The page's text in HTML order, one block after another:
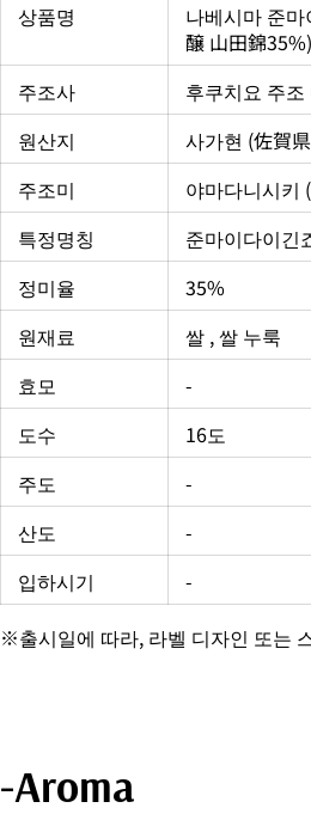
상품명
나베시마 준
醸 山田錦35%)
주조사
후쿠치요 주
원산지
사가현 (佐賀
주조미
야마다니시키
특정명칭
준마이다이긴
정미율
35%
원재료
쌀 , 쌀 누룩
효모
-
도수
16도
주도
-
산도
-
입하시기
-
※출시일에 따라, 라벨 디자인 또는
-Aroma